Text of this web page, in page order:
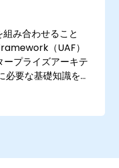
み合わせること
（UAF）
ープライズアーキテ
要な基礎知識を習